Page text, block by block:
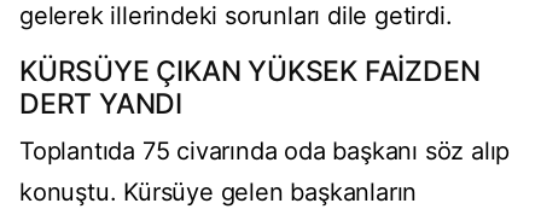
gelerek illerindeki sorunları dile getirdi.
KÜRSÜYE ÇIKAN YÜKSEK FAİZDEN
DERT YANDI
Toplantıda 75 civarında oda başkanı söz alıp
konuştu. Kürsüye gelen başkanların